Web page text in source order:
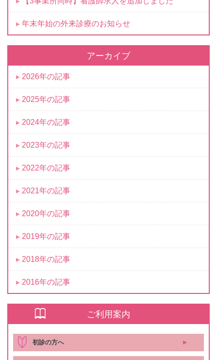
年末年始の外来診療のお知らせ
アーカイブ
2026年の記事
2025年の記事
2024年の記事
2023年の記事
2022年の記事
2021年の記事
2020年の記事
2019年の記事
2018年の記事
2016年の記事
ご利用案内
初診の方へ